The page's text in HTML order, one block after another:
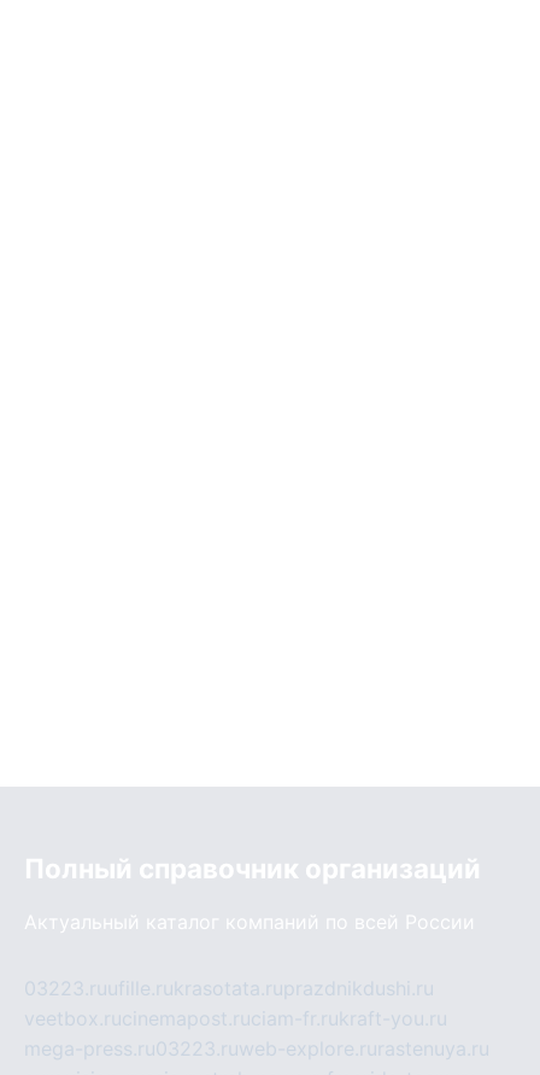
Полный справочник организаций
Актуальный каталог компаний по всей России
03223.ruufille.rukrasotata.ruprazdnikdushi.ru
veetbox.rucinemapost.ruciam-fr.rukraft-you.ru
mega-press.ru03223.ruweb-explore.ru rastenuya.ru